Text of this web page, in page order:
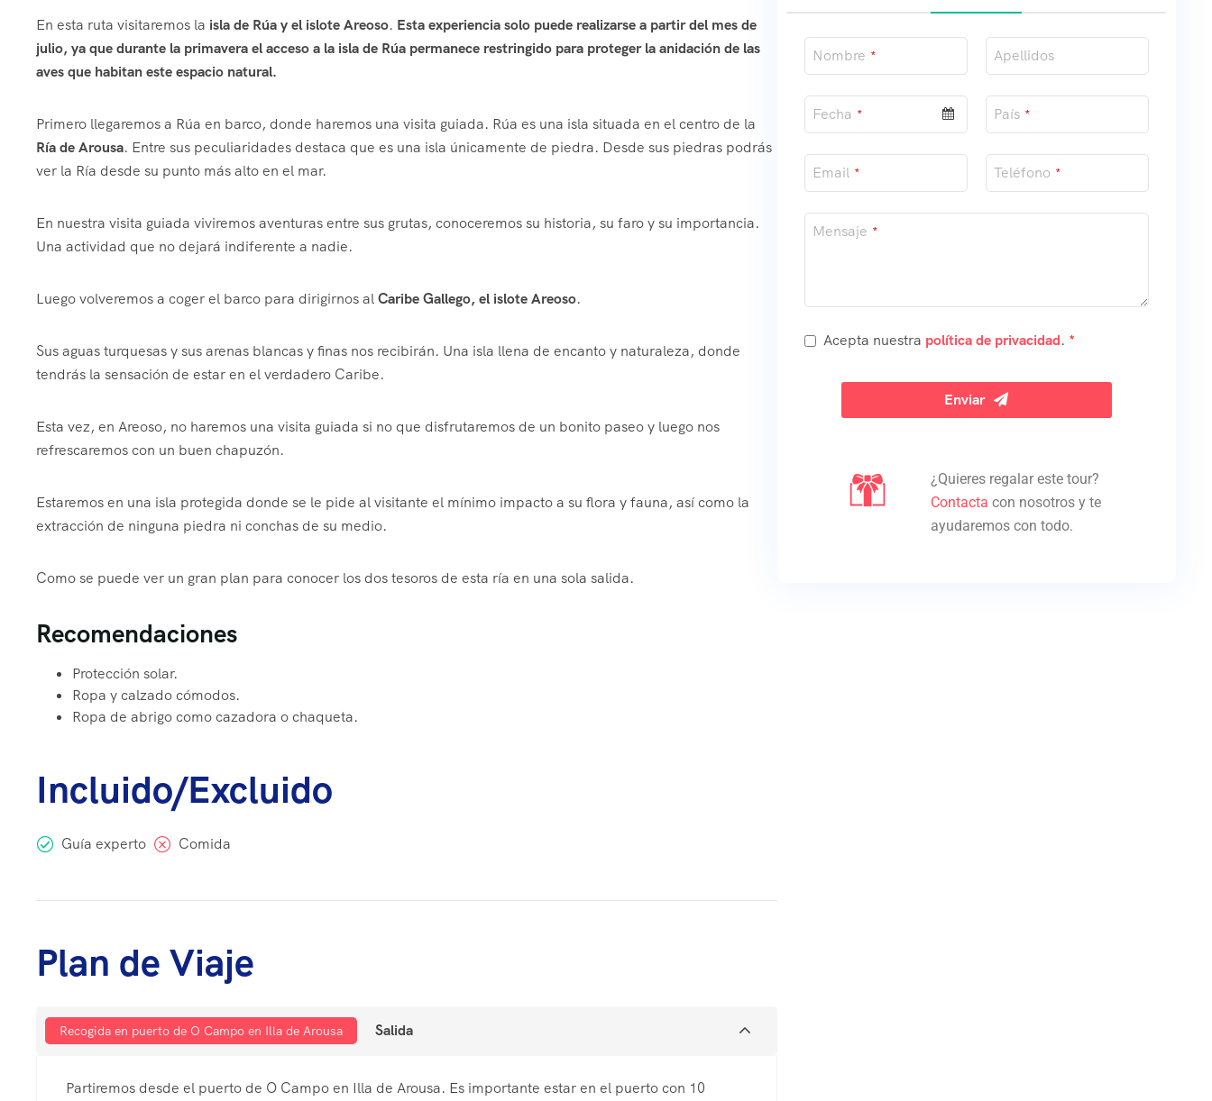
En esta ruta visitaremos la isla de Rúa y el islote Areoso. Esta experiencia solo puede realizarse a partir del mes de
julio, ya que durante la primavera el acceso a la isla de Rúa permanece restringido para proteger la anidación de las
aves que habitan este espacio natural.
Primero llegaremos a Rúa en barco, donde haremos una visita guiada. Rúa es una isla situada en el centro de la
Ría de Arousa. Entre sus peculiaridades destaca que es una isla únicamente de piedra. Desde sus piedras podrás
ver la Ría desde su punto más alto en el mar.
En nuestra visita guiada viviremos aventuras entre sus grutas, conoceremos su historia, su faro y su importancia.
Una actividad que no dejará indiferente a nadie.
Luego volveremos a coger el barco para dirigirnos alCaribe Gallego, el islote Areoso.
Sus aguas turquesas y sus arenas blancas y finas nos recibirán. Una isla llena de encanto y naturaleza, donde
tendrás la sensación de estar en el verdadero Caribe.
Esta vez, en Areoso, no haremos una visita guiada si no que disfrutaremos de un bonito paseo y luego nos
refrescaremos con un buen chapuzón.
Estaremos en una isla protegida donde se le pide al visitante el mínimo impacto a su flora y fauna, así como la
extracción de ninguna piedra ni conchas de su medio.
Como se puede ver un gran plan para conocer los dos tesoros de esta ría en una sola salida.
Recomendaciones
Protección solar.
Ropa y calzado cómodos.
Ropa de abrigo como cazadora o chaqueta.
Incluido/Excluido
Guía experto Comida
Plan de Viaje
Recogida en puerto de O Campo en Illa de Arousa Salida
Partiremos desde el puerto de O Campo en Illa de Arousa. Es importante estar en el puerto con 10
Your
Website *
Nombre *
Fecha *
Email *
Apellidos
País *
Teléfono *
Mensaje *
Acepta nuestra política de privacidad. *
Enviar
¿Quieres regalar este tour?
Contacta con nosotros y te
ayudaremos con todo.